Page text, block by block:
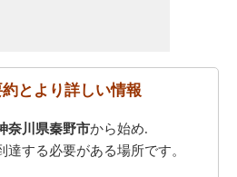
とより詳しい情報
奈川県秦野市から始め.
達する必要がある場所です。